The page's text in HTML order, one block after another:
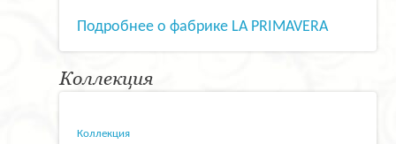
Подробнее о фабрике LA PRIMAVERA
Коллекция
Коллекция